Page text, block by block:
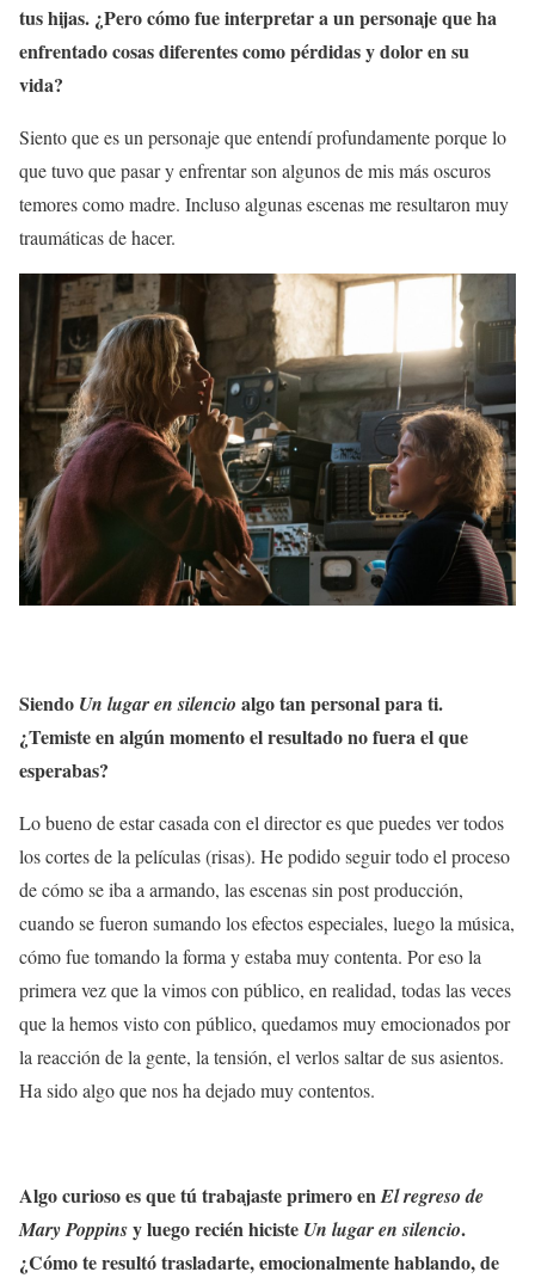
tus hijas. ¿Pero cómo fue interpretar a un personaje que ha
enfrentado cosas diferentes como pérdidas y dolor en su
vida?
Siento que es un personaje que entendí profundamente porque lo
que tuvo que pasar y enfrentar son algunos de mis más oscuros
temores como madre. Incluso algunas escenas me resultaron muy
traumáticas de hacer.
Siendo Un lugar en silencio algo tan personal para ti.
¿Temiste en algún momento el resultado no fuera el que
esperabas?
Lo bueno de estar casada con el director es que puedes ver todos
los cortes de la películas (risas). He podido seguir todo el proceso
de cómo se iba a armando, las escenas sin post producción,
cuando se fueron sumando los efectos especiales, luego la música,
cómo fue tomando la forma y estaba muy contenta. Por eso la
primera vez que la vimos con público, en realidad, todas las veces
que la hemos visto con público, quedamos muy emocionados por
la reacción de la gente, la tensión, el verlos saltar de sus asientos.
Ha sido algo que nos ha dejado muy contentos.
Algo curioso es que tú trabajaste primero enEl regreso de
Mary Poppinsy luego recién hiciste Un lugar en silencio.
¿Cómo te resultó trasladarte, emocionalmente hablando, de